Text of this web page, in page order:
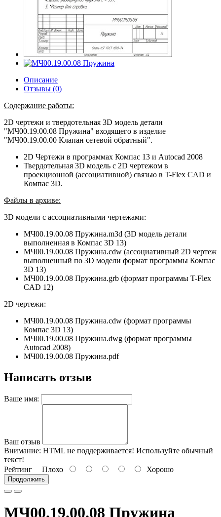
Описание
Отзывы (0)
Содержание работы:
2D чертежи и твердотельная 3D модель детали
"МЧ00.19.00.08 Пружина" входящего в изделие
"МЧ00.19.00.00 Клапан сетевой обратный".
2D Чертежи в программах Компас 13 и Autocad 2008
Твердотельная 3D модель с 2D чертежом в
проекционной (ассоциативной) связью в T-Flex CAD и
Компас 3D.
Файлы в архиве:
3D модели с ассоциативными чертежами:
МЧ00.19.00.08 Пружина.m3d (3D модель детали
выполненная в Компас 3D 13)
МЧ00.19.00.08 Пружина.cdw (ассоциативный 2D чертеж
выполненный по 3D модели формат программы Компас
3D 13)
МЧ00.19.00.08 Пружина.grb (формат программы T-Flex
CAD 12)
2D чертежи:
МЧ00.19.00.08 Пружина.cdw (формат программы
Компас 3D 13)
МЧ00.19.00.08 Пружина.dwg (формат программы
Autocad 2008)
МЧ00.19.00.08 Пружина.pdf
Написать отзыв
Ваше имя:
Ваш отзыв
Внимание: HTML не поддерживается! Используйте обычный
текст!
Рейтинг Плохо Хорошо
Продолжить
МЧ00.19.00.08 Пружина